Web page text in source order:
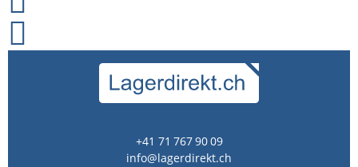
+41 71 767 90 09
info@lagerdirekt.ch